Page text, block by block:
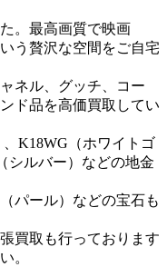
。最高画質で映画
う贅沢な空間をご自宅
ネル、グッチ、コー
ド品を高価買取してい
K18WG（ホワイトゴ
シルバー）などの地金
パール）などの宝石も
買取も行っております
。